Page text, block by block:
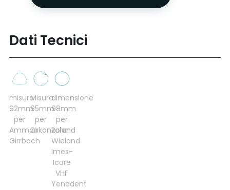
Dati Tecnici
misura
92mm
per
Amman
Girrbach
Misura
95mm
per
Zirkonzahn
dimensione
98mm
per
Roland
Wieland
Imes-
Icore
VHF
Yenadent